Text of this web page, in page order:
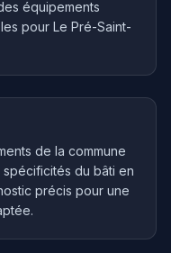
équipements
pour Le Pré-Saint-
de la commune
du bâti en
précis pour une